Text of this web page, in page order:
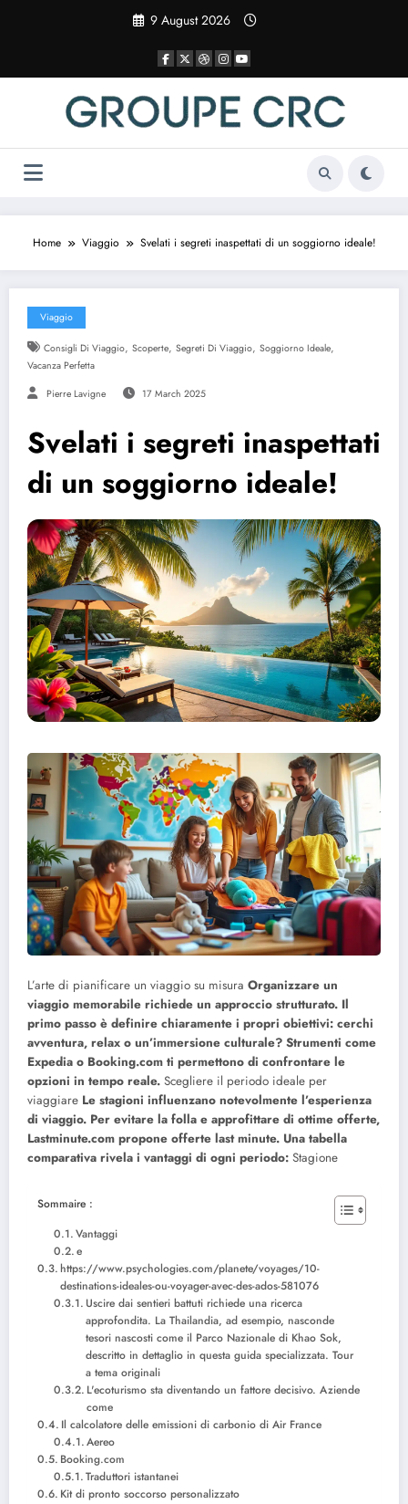
9 August 2026
Home Viaggio Svelati i segreti inaspettati di un soggiorno ideale!
Viaggio
Consigli Di Viaggio, Scoperte, Segreti Di Viaggio, Soggiorno Ideale,
Vacanza Perfetta
Pierre Lavigne 17 March 2025
Svelati i segreti inaspettati
di un soggiorno ideale!
L’arte di pianificare un viaggio su misura Organizzare un
viaggio memorabile richiede un approccio strutturato. Il
primo passo è definire chiaramente i propri obiettivi: cerchi
avventura, relax o un’immersione culturale? Strumenti come
Expedia o Booking.com ti permettono di confrontare le
opzioni in tempo reale. Scegliere il periodo ideale per
viaggiare Le stagioni influenzano notevolmente l’esperienza
di viaggio. Per evitare la folla e approfittare di ottime offerte,
Lastminute.com propone offerte last minute. Una tabella
comparativa rivela i vantaggi di ogni periodo: Stagione
Sommaire :
Vantaggi
e
https://www.psychologies.com/planete/voyages/10-
destinations-ideales-ou-voyager-avec-des-ados-581076
Uscire dai sentieri battuti richiede una ricerca
approfondita. La Thailandia, ad esempio, nasconde
tesori nascosti come il Parco Nazionale di Khao Sok,
descritto in dettaglio in questa guida specializzata. Tour
a tema originali
L'ecoturismo sta diventando un fattore decisivo. Aziende
come
Il calcolatore delle emissioni di carbonio di Air France
Aereo
Booking.com
Traduttori istantanei
Kit di pronto soccorso personalizzato